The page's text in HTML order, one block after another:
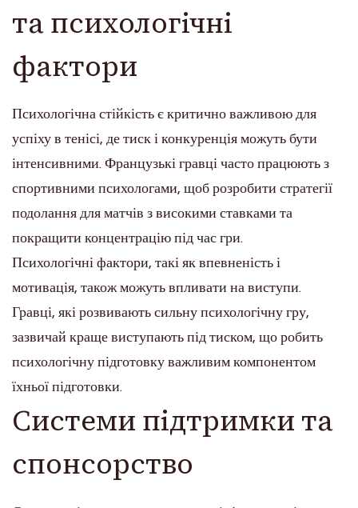
та психологічні
фактори
Психологічна стійкість є критично важливою для
успіху в тенісі, де тиск і конкуренція можуть бути
інтенсивними. Французькі гравці часто працюють з
спортивними психологами, щоб розробити стратегії
подолання для матчів з високими ставками та
покращити концентрацію під час гри.
Психологічні фактори, такі як впевненість і
мотивація, також можуть впливати на виступи.
Гравці, які розвивають сильну психологічну гру,
зазвичай краще виступають під тиском, що робить
психологічну підготовку важливим компонентом
їхньої підготовки.
Системи підтримки та
спонсорство